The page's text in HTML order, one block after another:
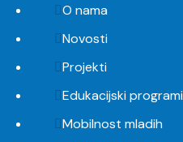
O nama
Novosti
Projekti
Edukacijski programi
Mobilnost mladih